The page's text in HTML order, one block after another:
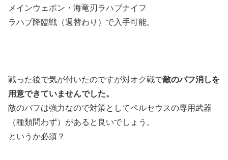
メインウェポン・海竜刃ラハブナイフ
ラハブ降臨戦（週替わり）で入手可能。
戦った後で気が付いたのですが対オク戦で敵のバフ消しを
用意できていませんでした。
敵のバフは強力なので対策としてペルセウスの専用武器
（種類問わず）があると良いでしょう。
というか必須？